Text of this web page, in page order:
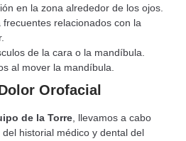
en la zona alrededor de los ojos.
frecuentes relacionados con la
de la cara o la mandíbula.
al mover la mandíbula.
Orofacial
de la Torre, llevamos a cabo
historial médico y dental del